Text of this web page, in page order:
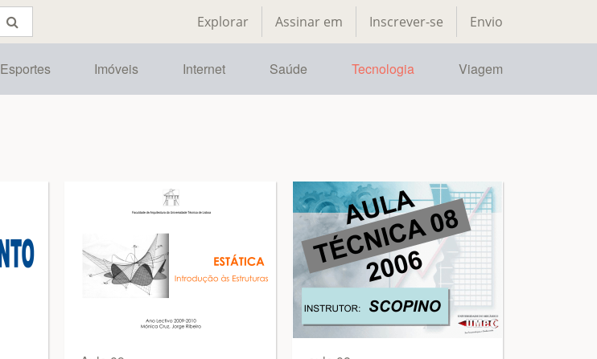
Explorar Assinar em Inscrever-se Envio
Esportes Imóveis Internet Saúde Tecnologia Viagem